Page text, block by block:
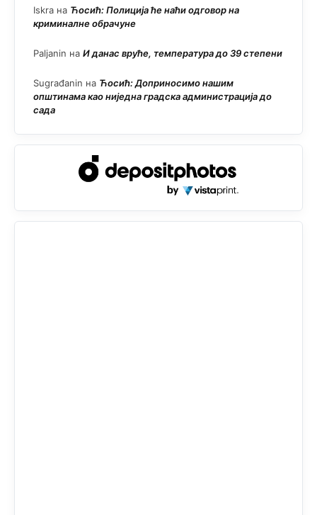
Iskra на Ћосић: Полиција ће наћи одговор на
криминалне обрачуне
Paljanin на И данас вруће, температура до 39 степени
Sugrađanin на Ћосић: Доприносимо нашим
општинама као ниједна градска администрација до
сада